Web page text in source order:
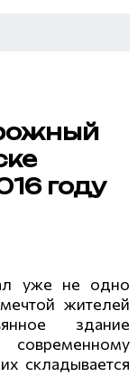
году
уже не одно
жителей
здание
современному
складывается